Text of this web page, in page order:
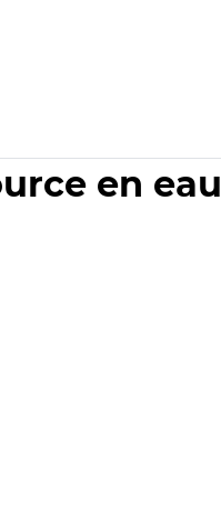
en eau